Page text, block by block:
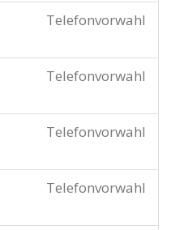
Telefonvorwahl
Telefonvorwahl
Telefonvorwahl
Telefonvorwahl